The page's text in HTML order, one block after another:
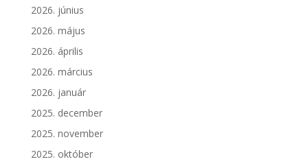
2026. június
2026. május
2026. április
2026. március
2026. január
2025. december
2025. november
2025. október